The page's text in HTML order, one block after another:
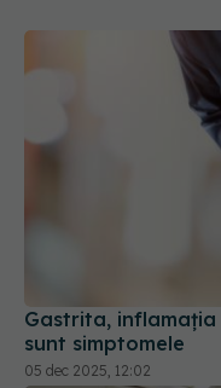
Gastrita, inflamația
sunt simptomele
05 dec 2025, 12:02